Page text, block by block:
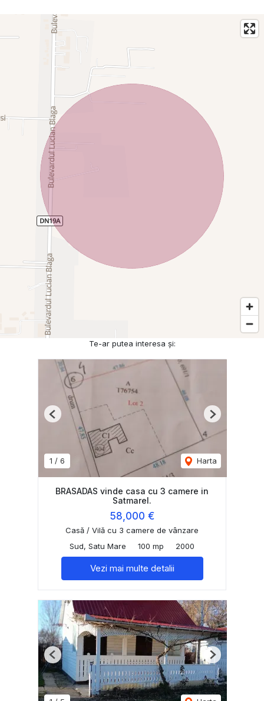
Te-ar putea interesa și:
1 / 6 Harta
Previous Next
BRASADAS vinde casa cu 3 camere in
Satmarel.
58,000 €
Casă / Vilă cu 3 camere de vânzare
Sud, Satu Mare
100 mp 2000
Vezi mai multe detalii
Previous Next